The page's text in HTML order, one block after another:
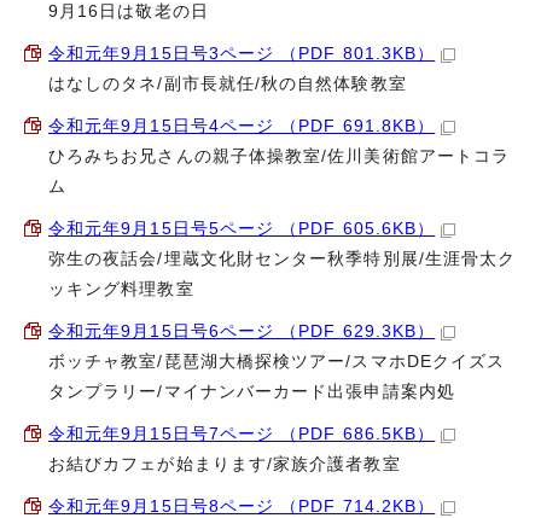
9月16日は敬老の日
令和元年9月15日号3ページ （PDF 801.3KB）
はなしのタネ/副市長就任/秋の自然体験教室
令和元年9月15日号4ページ （PDF 691.8KB）
ひろみちお兄さんの親子体操教室/佐川美術館アートコラ
ム
令和元年9月15日号5ページ （PDF 605.6KB）
弥生の夜話会/埋蔵文化財センター秋季特別展/生涯骨太ク
ッキング料理教室
令和元年9月15日号6ページ （PDF 629.3KB）
ボッチャ教室/琵琶湖大橋探検ツアー/スマホDEクイズス
タンプラリー/マイナンバーカード出張申請案内処
令和元年9月15日号7ページ （PDF 686.5KB）
お結びカフェが始まります/家族介護者教室
令和元年9月15日号8ページ （PDF 714.2KB）